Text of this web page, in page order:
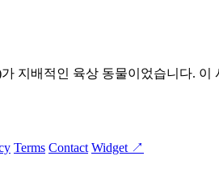
지배적인 육상 동물이었습니다.
Terms Contact Widget ↗